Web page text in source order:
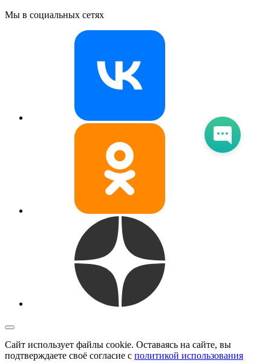
Мы в социальных сетях
Сайт использует файлы cookie. Оставаясь на сайте, вы
подтверждаете своё согласие с политикой использования